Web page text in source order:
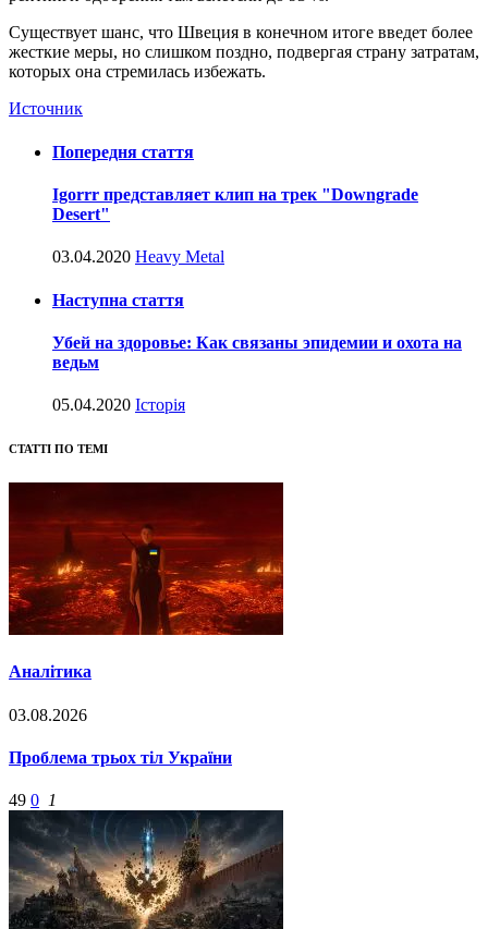
Существует шанс, что Швеция в конечном итоге введет более
жесткие меры, но слишком поздно, подвергая страну затратам,
которых она стремилась избежать.
Источник
Попередня стаття
Igorrr представляет клип на трек "Downgrade
Desert"
03.04.2020 Heavy Metal
Наступна стаття
Убей на здоровье: Как связаны эпидемии и охота на
ведьм
05.04.2020 Історія
СТАТТІ ПО ТЕМІ
Аналітика
03.08.2026
Проблема трьох тіл України
49 0 1